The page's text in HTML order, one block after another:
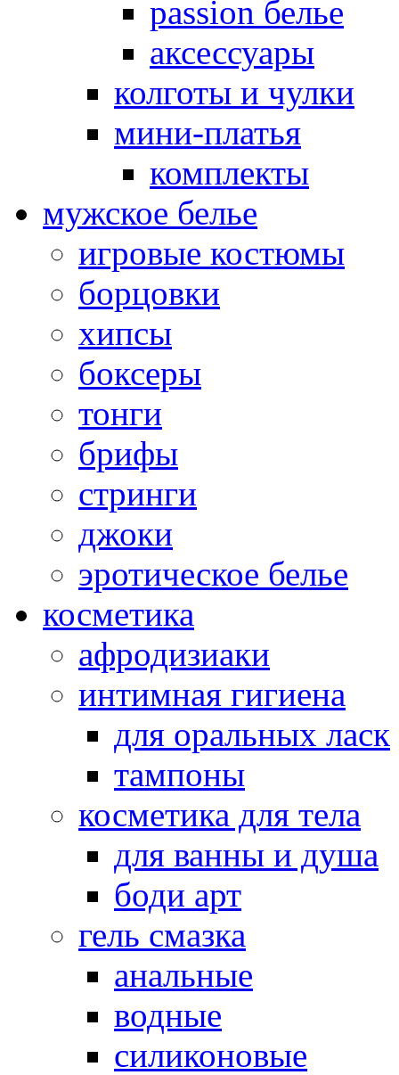
passion белье
аксессуары
колготы и чулки
мини-платья
комплекты
мужское белье
игровые костюмы
борцовки
хипсы
боксеры
тонги
брифы
стринги
джоки
эротическое белье
косметика
афродизиаки
интимная гигиена
для оральных ласк
тампоны
косметика для тела
для ванны и душа
боди арт
гель смазка
анальные
водные
силиконовые